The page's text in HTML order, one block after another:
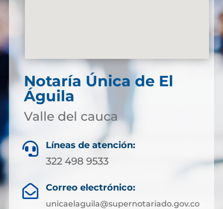
Notaría Única de El
Águila
Valle del cauca
 Líneas de atención:
322 498 9533
 Correo electrónico:
unicaelaguila@supernotariado.gov.co